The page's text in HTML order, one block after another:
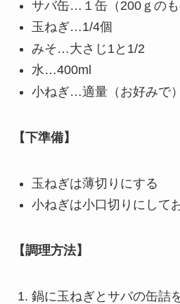
サバ缶…１缶（200ｇのも
玉ねぎ…1/4個
みそ…大さじ1と1/2
水…400ml
小ねぎ…適量（お好みで）
【下準備】
玉ねぎは薄切りにする
小ねぎは小口切りにして
【調理方法】
鍋に玉ねぎとサバの缶詰